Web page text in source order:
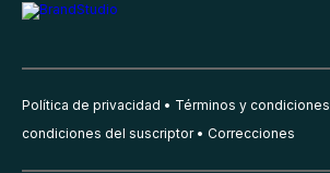
Política de privacidad Términos y condiciones
condiciones del suscriptor
Correcciones